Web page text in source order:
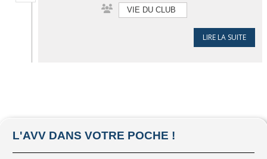
VIE DU CLUB
LIRE LA SUITE
L'AVV DANS VOTRE POCHE !